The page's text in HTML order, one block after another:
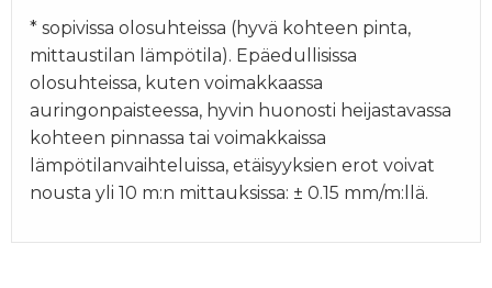
* sopivissa olosuhteissa (hyvä kohteen pinta,
mittaustilan lämpötila). Epäedullisissa
olosuhteissa, kuten voimakkaassa
auringonpaisteessa, hyvin huonosti heijastavassa
kohteen pinnassa tai voimakkaissa
lämpötilanvaihteluissa, etäisyyksien erot voivat
nousta yli 10 m:n mittauksissa: ± 0.15 mm/m:llä.